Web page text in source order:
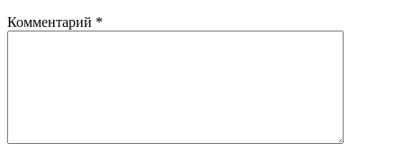
Комментарий *